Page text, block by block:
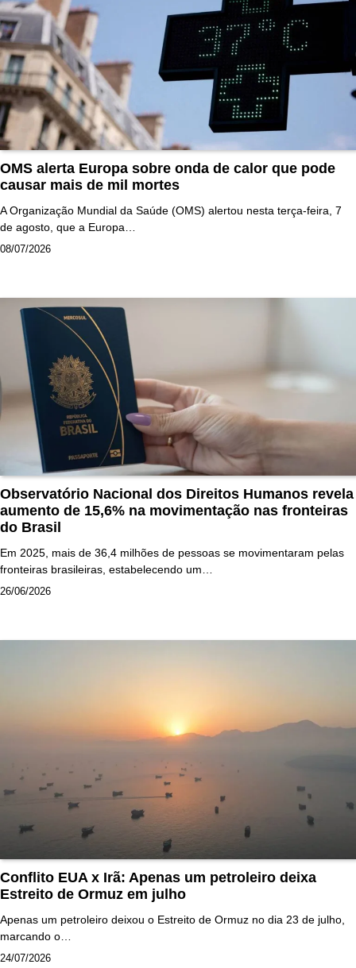
OMS alerta Europa sobre onda de calor que pode
causar mais de mil mortes
A Organização Mundial da Saúde (OMS) alertou nesta terça-feira, 7
de agosto, que a Europa…
08/07/2026
Observatório Nacional dos Direitos Humanos revela
aumento de 15,6% na movimentação nas fronteiras
do Brasil
Em 2025, mais de 36,4 milhões de pessoas se movimentaram pelas
fronteiras brasileiras, estabelecendo um…
26/06/2026
Conflito EUA x Irã: Apenas um petroleiro deixa
Estreito de Ormuz em julho
Apenas um petroleiro deixou o Estreito de Ormuz no dia 23 de julho,
marcando o…
24/07/2026